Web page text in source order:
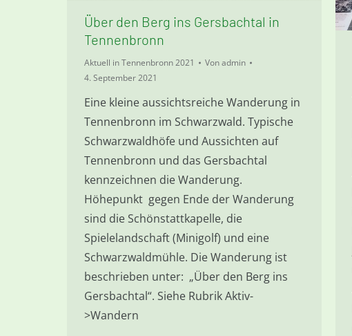
Über den Berg ins Gersbachtal in
Tennenbronn
Aktuell in Tennenbronn 2021 Vonadmin
4. September 2021
Eine kleine aussichtsreiche Wanderung in
Tennenbronn im Schwarzwald. Typische
Schwarzwaldhöfe und Aussichten auf
Tennenbronn und das Gersbachtal
kennzeichnen die Wanderung.
Höhepunkt gegen Ende der Wanderung
sind die Schönstattkapelle, die
Spielelandschaft (Minigolf) und eine
Schwarzwaldmühle. Die Wanderung ist
beschrieben unter: „Über den Berg ins
Gersbachtal“. Siehe Rubrik Aktiv-
>Wandern